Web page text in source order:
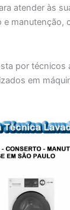
atender às
manutenção,
por técnicos
em